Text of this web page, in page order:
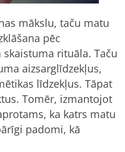
mākslu, taču matu
pēc
rituāla. Taču
aizsarglīdzekļus,
līdzekļus. Tāpat
Tomēr, izmantojot
ka katrs matu
padomi, kā